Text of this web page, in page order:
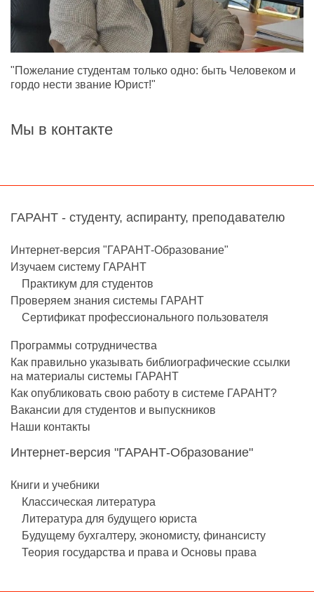
"Пожелание студентам только одно: быть Человеком и
гордо нести звание Юрист!"
Мы в контакте
ГАРАНТ - студенту, аспиранту, преподавателю
Интернет-версия "ГАРАНТ-Образование"
Изучаем систему ГАРАНТ
Практикум для студентов
Проверяем знания системы ГАРАНТ
Сертификат профессионального пользователя
Программы сотрудничества
Как правильно указывать библиографические ссылки
на материалы системы ГАРАНТ
Как опубликовать свою работу в системе ГАРАНТ?
Вакансии для студентов и выпускников
Наши контакты
Интернет-версия "ГАРАНТ-Образование"
Книги и учебники
Классическая литература
Литература для будущего юриста
Будущему бухгалтеру, экономисту, финансисту
Теория государства и права и Основы права